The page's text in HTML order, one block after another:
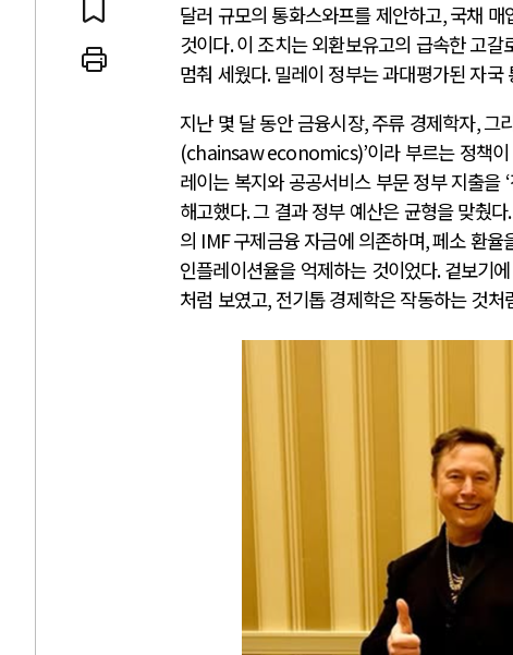
달러 규모의 통화스와프를 제안하고,국채 매
것이다.이 조치는 외환보유고의 급속한 고
멈춰 세웠다.밀레이 정부는 과대평가된 자국
지난 몇 달 동안 금융시장,주류 경제학자,그
(chainsaw economics)’이라 부르는 정책
레이는 복지와 공공서비스 부문 정부 지출을 ‘
해고했다.그 결과 정부 예산은 균형을 맞췄다.
의 IMF구제금융 자금에 의존하며,페소 환율
인플레이션율을 억제하는 것이었다.겉보기
처럼 보였고, 전기톱 경제학은 작동하는 것처
러시아-우크라이나 전쟁
전쟁의 추상화: 우크라이나, 대리전
EU·우크라이나 드론 협력 직후, 러
나토, 우크라 군사지원 2027년까지
우크라이나, 덴마크, 에스토니아,